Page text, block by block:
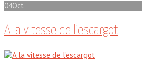
04Oct
A la vitesse de l’escargot